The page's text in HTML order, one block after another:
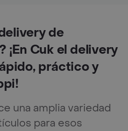
de
¡En Cuk el delivery
práctico y
una amplia variedad
para esos